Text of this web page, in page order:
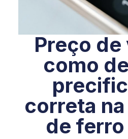
Preço de
como
correta
de ferro